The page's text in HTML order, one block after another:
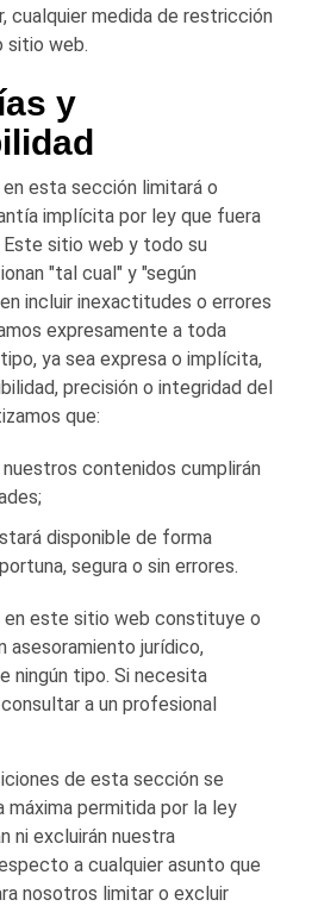
cualquier medida de restricción
sitio web.
y
esta sección limitará o
implícita por ley que fuera
sitio web y todo su
"tal cual" y "según
incluir inexactitudes o errores
expresamente a toda
ya sea expresa o implícita,
precisión o integridad del
que:
contenidos cumplirán
disponible de forma
segura o sin errores.
en este sitio web constituye o
asesoramiento jurídico,
ningún tipo. Si necesita
a un profesional
de esta sección se
máxima permitida por la ley
ni excluirán nuestra
a cualquier asunto que
nosotros limitar o excluir